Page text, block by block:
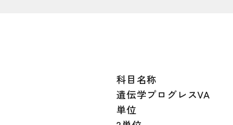
科目名称
遺伝学プログレスVA
単位